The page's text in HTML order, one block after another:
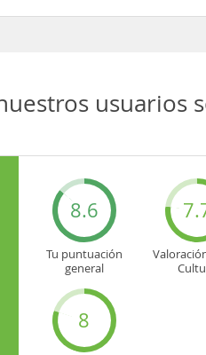
usuarios
8.6
Tu puntuación
general
8